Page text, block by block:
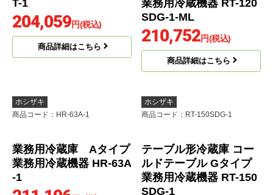
業務用冷蔵機器 HR-63A
T-1
商品詳細はこちら
ルドテーブル Gタイプ
業務用冷蔵機器 RT-120
SDG-1-ML
210,752円(税込)
商品詳細はこちら